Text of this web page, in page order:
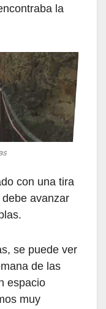
la
con una tira
avanzar
se puede ver
de las
espacio
muy